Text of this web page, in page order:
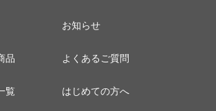
品
覧
お知らせ
よくあるご質問
はじめての方へ